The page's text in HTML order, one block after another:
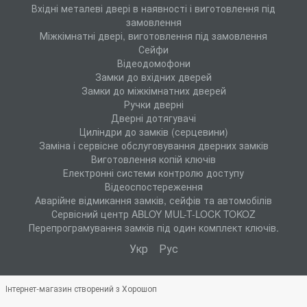
Вхідні металеві двері в наявності і виготовлення під
замовлення
Міжкімнатні двері, виготовлення під замовлення
Сейфи
Відеодомофони
Замки до вхідних дверей
Замки до міжкімнатних дверей
Ручки дверні
Дверні дотягувачі
Циліндри до замків (серцевини)
Заміна і сервісне обслуговування дверних замків
Виготовлення копій ключів
Електронні системи контролю доступу
Відеоспостереження
Аварійне відмикання замків, сейфів та автомобілів
Сервісний центр ABLOY MUL-T-LOCK TOKOZ
Перепрограмування замків під один комплект ключів.
Укр Рус
Інтернет-магазин створений з Хорошоп